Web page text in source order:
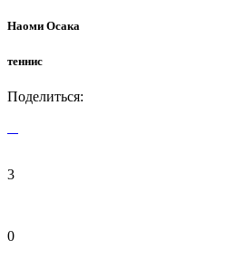
Наоми Осака
теннис
Поделиться:
3
0